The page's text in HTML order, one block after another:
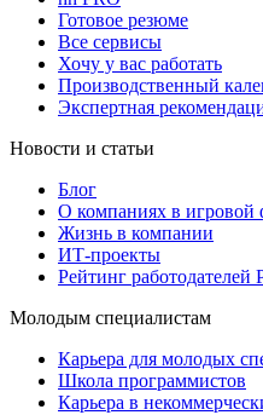
Готовое резюме
Все сервисы
Хочу у вас работать
Производственный
Экспертная
Новости и статьи
Блог
О компаниях в игровой
Жизнь в компании
ИТ-проекты
Рейтинг работодателей
Молодым специалистам
Карьера для молодых
Школа программистов
Карьера в